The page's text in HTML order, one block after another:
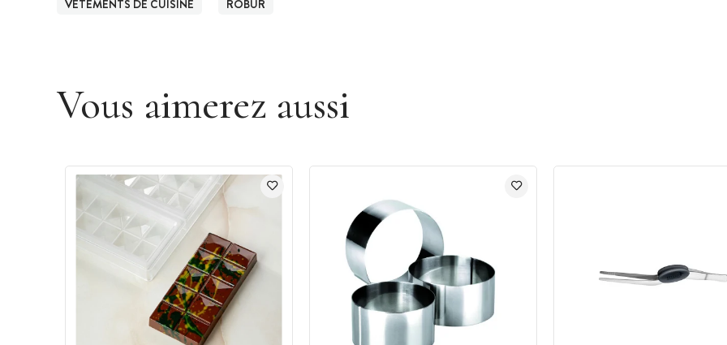
VÊTEMENTS DE CUISINE ROBUR
Vous aimerez aussi